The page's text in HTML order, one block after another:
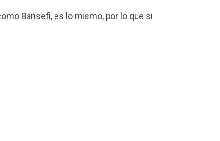
Bansefi, es lo mismo, por lo que si